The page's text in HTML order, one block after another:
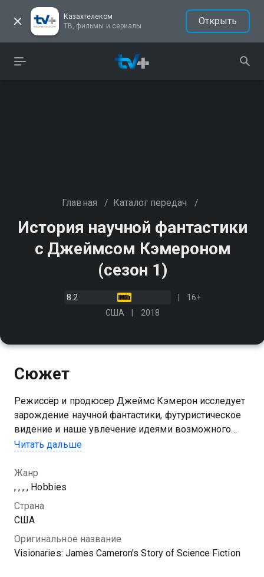
Казахтелеком
ТВ, фильмы и сериалы
Открыть
Главная / Каталог передач /
История научной фантастики
с Джеймсом Кэмероном
(сезон 1)
8.2
16+
США
2018
Сюжет
Режиссёр и продюсер Джеймс Кэмерон исследует
зарождение научной фантастики, футуристическое
видение и наше увлечение идеями возможного
будущего. Кэмерон пытается помочь нам понять,
они нас ведут
Посмотреть онлайн 1 сезон сериала История
научной фантастики с Джеймсом Кэмероном вы
качестве на Казахтелеком
Читать дальше
Жанр
, , , , Hobbies
Страна
США
Оригинальное название
Visionaries: James Cameron's Story of Science Fiction